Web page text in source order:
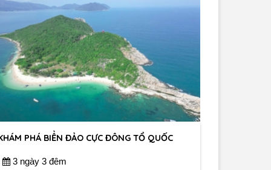
PHÁ BIỂN ĐẢO CỰC ĐÔNG TỔ QUỐC
3 ngày 3 đêm